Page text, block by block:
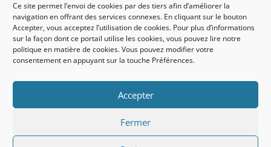
Ce site permet l’envoi de cookies par des tiers afin d’améliorer la
navigation en offrant des services connexes. En cliquant sur le bouton
Accepter, vous acceptez l’utilisation de cookies. Pour plus d’informations
sur la façon dont ce portail utilise les cookies, vous pouvez lire notre
politique en matière de cookies. Vous pouvez modifier votre
consentement en appuyant sur la touche Préférences.
Accepter
Fermer
UNI EN ISO 9001: 2015
Legal:
Privacy policy
UNI EN ISO 14001: 2015